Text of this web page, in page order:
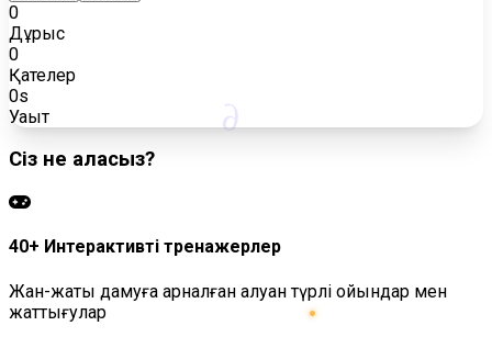
∂
0
Дұрыс
0
Қателер
0s
Уақыт
Сіз не аласыз?
40+ Интерактивті тренажерлер
Жан-жақты дамуға арналған алуан түрлі ойындар мен
жаттығулар